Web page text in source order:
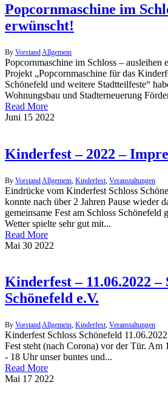
Popcornmaschine im
erwünscht!
By Vorstand Allgemein
Popcornmaschine im Schloss – ausleihen
Projekt „Popcornmaschine für das
Schönefeld und weitere Stadtteilfeste“
Wohnungsbau und Stadterneuerung
Read More
Juni 15 2022
Kinderfest – 2022 –
By Vorstand Allgemein Kinderfest Veranstaltungen
Eindrücke vom Kinderfest Schloss
konnte nach über 2 Jahren Pause wieder
gemeinsame Fest am Schloss Schönefeld
Wetter spielte sehr gut mit...
Read More
Mai 30 2022
Kinderfest – 11.06.2022 –
Schönefeld e.V.
By VorstandAllgemein, Kinderfest, Veranstaltungen
Kinderfest Schloss Schönefeld
Fest steht (nach Corona) vor der Tür.
- 18 Uhr unser buntes und...
Read More
Mai 17 2022